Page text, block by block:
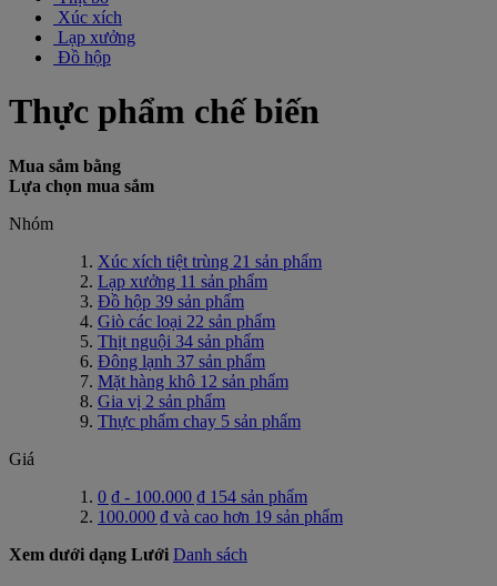
Xúc xích
Lạp xưởng
Đồ hộp
Thực phẩm chế biến
Mua sắm bằng
Lựa chọn mua sắm
Nhóm
Xúc xích tiệt trùng 21 sản phẩm
Lạp xưởng 11 sản phẩm
Đồ hộp 39 sản phẩm
Giò các loại 22 sản phẩm
Thịt nguội 34 sản phẩm
Đông lạnh 37 sản phẩm
Mặt hàng khô 12 sản phẩm
Gia vị 2 sản phẩm
Thực phẩm chay 5 sản phẩm
Giá
0 ₫ - 100.000 ₫ 154 sản phẩm
100.000 ₫ và cao hơn 19 sản phẩm
Xem dưới dạng Lưới Danh sách